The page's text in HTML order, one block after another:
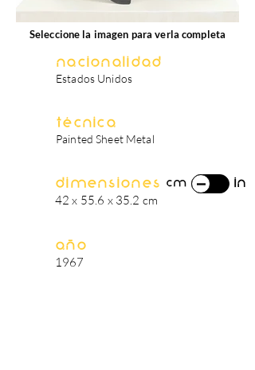
Seleccione la imagen para verla completa
Nacionalidad
Estados Unidos
Técnica
Painted Sheet Metal
Dimensiones
42 x 55.6 x 35.2 cm
cm in
Año
1967